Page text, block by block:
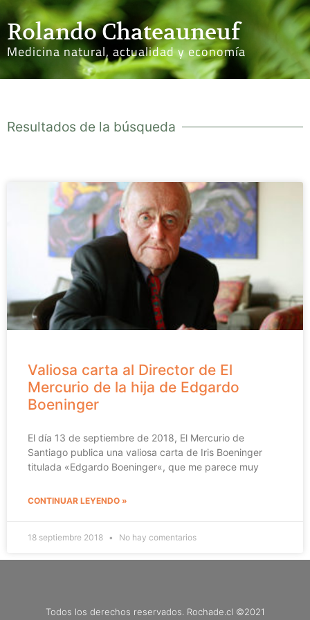
Rolando Chateauneuf
Medicina natural, actualidad y economía
Resultados de la búsqueda
Valiosa carta al Director de El
Mercurio de la hija de Edgardo
Boeninger
El día 13 de septiembre de 2018, El Mercurio de
Santiago publica una valiosa carta de Iris Boeninger
titulada «Edgardo Boeninger«, que me parece muy
CONTINUAR LEYENDO »
18 septiembre 2018 No hay comentarios
Todos los derechos reservados. Rochade.cl ©2021